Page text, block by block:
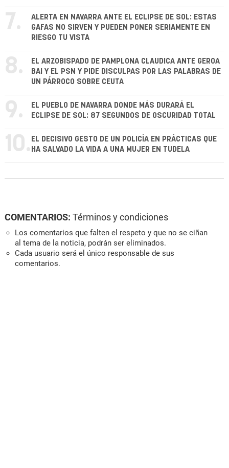
7.
ALERTA EN NAVARRA ANTE EL ECLIPSE DE SOL: ESTAS
GAFAS NO SIRVEN Y PUEDEN PONER SERIAMENTE EN
RIESGO TU VISTA
8.
EL ARZOBISPADO DE PAMPLONA CLAUDICA ANTE GEROA
BAI Y EL PSN Y PIDE DISCULPAS POR LAS PALABRAS DE
UN PÁRROCO SOBRE CEUTA
9.
EL PUEBLO DE NAVARRA DONDE MÁS DURARÁ EL
ECLIPSE DE SOL: 87 SEGUNDOS DE OSCURIDAD TOTAL
10. EL DECISIVO GESTO DE UN POLICÍA EN PRÁCTICAS QUE
HA SALVADO LA VIDA A UNA MUJER EN TUDELA
COMENTARIOS: Términos y condiciones
Los comentarios que falten el respeto y que no se ciñan
al tema de la noticia, podrán ser eliminados.
Cada usuario será el único responsable de sus
comentarios.